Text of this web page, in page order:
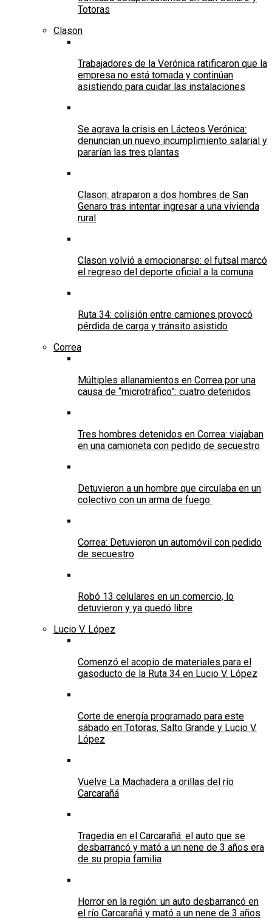
Totoras
Clason
Trabajadores de la Verónica ratificaron que la
empresa no está tomada y continúan
asistiendo para cuidar las instalaciones
Se agrava la crisis en Lácteos Verónica:
denuncian un nuevo incumplimiento salarial y
pararían las tres plantas
Clason: atraparon a dos hombres de San
Genaro tras intentar ingresar a una vivienda
rural
Clason volvió a emocionarse: el futsal marcó
el regreso del deporte oficial a la comuna
Ruta 34: colisión entre camiones provocó
pérdida de carga y tránsito asistido
Correa
Múltiples allanamientos en Correa por una
causa de “microtráfico”: cuatro detenidos
Tres hombres detenidos en Correa: viajaban
en una camioneta con pedido de secuestro
Detuvieron a un hombre que circulaba en un
colectivo con un arma de fuego
Correa: Detuvieron un automóvil con pedido
de secuestro
Robó 13 celulares en un comercio, lo
detuvieron y ya quedó libre
Lucio V. López
Comenzó el acopio de materiales para el
gasoducto de la Ruta 34 en Lucio V. López
Corte de energía programado para este
sábado en Totoras, Salto Grande y Lucio V.
López
Vuelve La Machadera a orillas del río
Carcarañá
Tragedia en el Carcarañá: el auto que se
desbarrancó y mató a un nene de 3 años era
de su propia familia
Horror en la región: un auto desbarrancó en
el río Carcarañá y mató a un nene de 3 años